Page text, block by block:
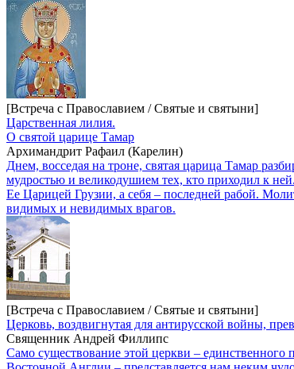
[Встреча с Православием / Святые и святыни]
Царственная лилия.
О святой царице Тамар
Архимандрит Рафаил (Карелин)
Днем, восседая на троне, святая царица Тамар
мудростью и великодушием тех, кто приходил к
Ее Царицей Грузии, а себя – последней рабой.
видимых и невидимых врагов.
[Встреча с Православием / Святые и святыни]
Церковь, воздвигнутая для антирусской войны,
Священник Андрей Филлипс
Само существование этой церкви –